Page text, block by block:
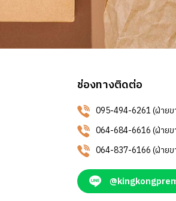
ช่องทางติดต่อ
095-494-6261 (ฝ่าย
064-684-6616 (ฝ่าย
064-837-6166 (ฝ่าย